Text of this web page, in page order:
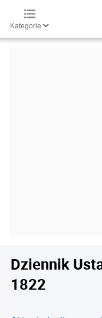
Kategorie
Dziennik
1822